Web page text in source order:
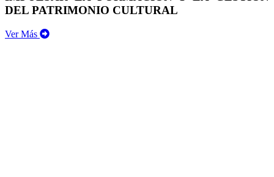
DEL PATRIMONIO CULTURAL
Ver Más